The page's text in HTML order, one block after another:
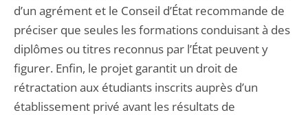
d’un agrément et le Conseil d’État recommande de
préciser que seules les formations conduisant à des
diplômes ou titres reconnus par l’État peuvent y
figurer. Enfin, le projet garantit un droit de
rétractation aux étudiants inscrits auprès d’un
établissement privé avant les résultats de